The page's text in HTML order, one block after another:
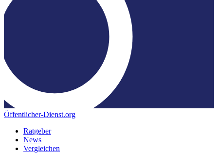
Öffentlicher-Dienst.org
Ratgeber
News
Vergleichen